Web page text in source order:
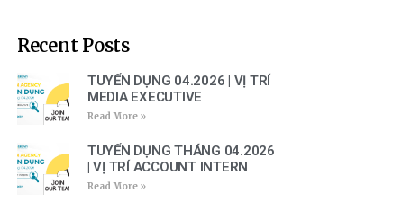
Recent Posts
TUYỂN DỤNG 04.2026 | VỊ TRÍ
MEDIA EXECUTIVE
Read More »
TUYỂN DỤNG THÁNG 04.2026
| VỊ TRÍ ACCOUNT INTERN
Read More »